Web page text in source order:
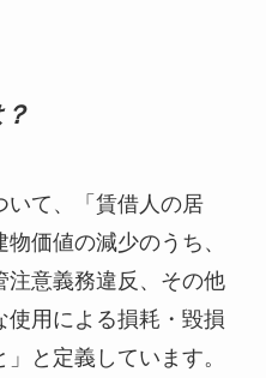
いて、「賃借人の居
価値の減少のうち、
注意義務違反、その他
用による損耗・毀損
と定義しています。